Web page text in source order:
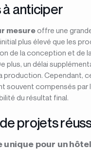
à anticiper
mesureoffre une
plus élevé que les
de la conception et de
plus, un délai
production. Cependant,
souvent compensés par
du résultat final.
projets
unique pour un hôtel